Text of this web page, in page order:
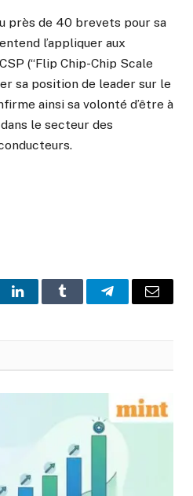
près de 40 brevets pour sa
l’appliquer aux
(“Flip Chip-Chip Scale
sa position de leader sur le
ainsi sa volonté d’être à
le secteur des
LinkedInTumblr TelegramEmail